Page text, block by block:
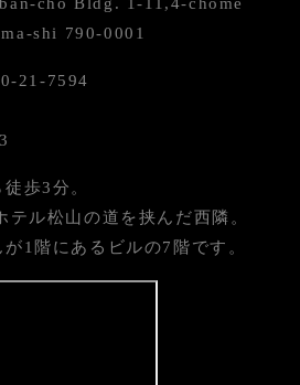
shi 790-0001
21-7594
歩3分。
ル松山の道を挟んだ西隣。
1階にあるビルの7階です。